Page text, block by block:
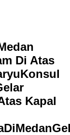
Di Atas
Konsul
Kapal
DiMedanGe